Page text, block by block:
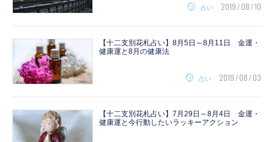
占い 2019 / 08 / 10
【十二支別花札占い】8月5日～8月11日 金運・
健康運と8月の健康法
占い 2019 / 08 / 03
【十二支別花札占い】7月29日～8月4日 金運・
健康運と今行動したいラッキーアクション